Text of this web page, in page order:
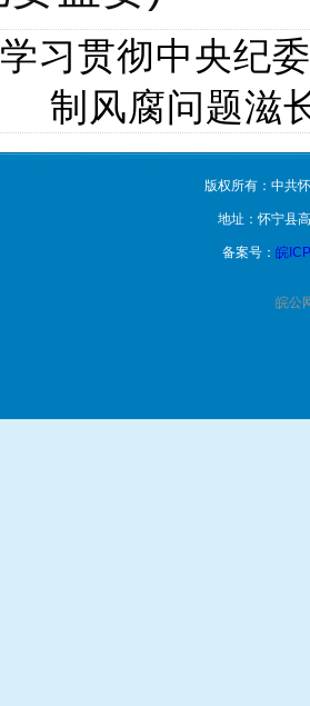
学习贯彻中央纪
制风腐问题滋
版权所有：中共
地址：怀宁县
备案号： 皖
皖公